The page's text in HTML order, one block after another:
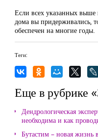
Если всех указанных выше
дома вы придерживались,
обеспечен на многие годы.
Теги:
Еще в рубрике
Дендрологическая
необходима и как
Бутастим – новая жизнь